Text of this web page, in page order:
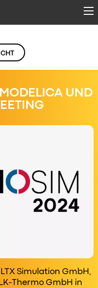
UND
Simulation GmbH,
Thermo GmbH in